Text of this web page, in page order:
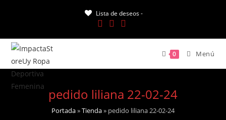
Lista de deseos -
0 Menú
pedido liliana 22-02-24
Portada»Tienda» pedido liliana 22-02-24